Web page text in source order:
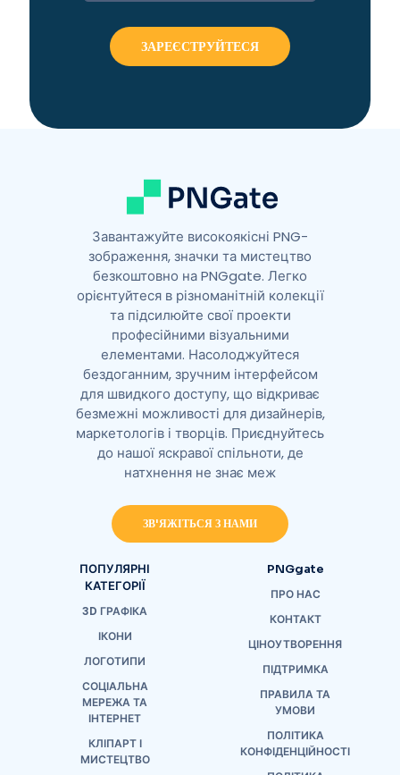
Завантажуйте високоякісні PNG-
зображення, значки та мистецтво
безкоштовно на PNGgate. Легко
орієнтуйтеся в різноманітній колекції
та підсилюйте свої проекти
професійними візуальними
елементами. Насолоджуйтеся
бездоганним, зручним інтерфейсом
для швидкого доступу, що відкриває
безмежні можливості для дизайнерів,
маркетологів і творців. Приєднуйтесь
до нашої яскравої спільноти, де
натхнення не знає меж
ЗВ'ЯЖІТЬСЯ З НАМИ
ПОПУЛЯРНІ
КАТЕГОРІЇ
3D ГРАФІКА
ІКОНИ
ЛОГОТИПИ
СОЦІАЛЬНА
МЕРЕЖА ТА
ІНТЕРНЕТ
КЛІПАРТ І
МИСТЕЦТВО
PNGgate
ПРО НАС
КОНТАКТ
ЦІНОУТВОРЕННЯ
ПІДТРИМКА
ПРАВИЛА ТА
УМОВИ
ПОЛІТИКА
КОНФІДЕНЦІЙНОСТІ